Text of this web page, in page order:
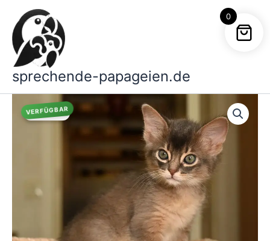
Inhalt
springen
sprechende-papageien.de
Angebot!
VERFÜGBAR
0